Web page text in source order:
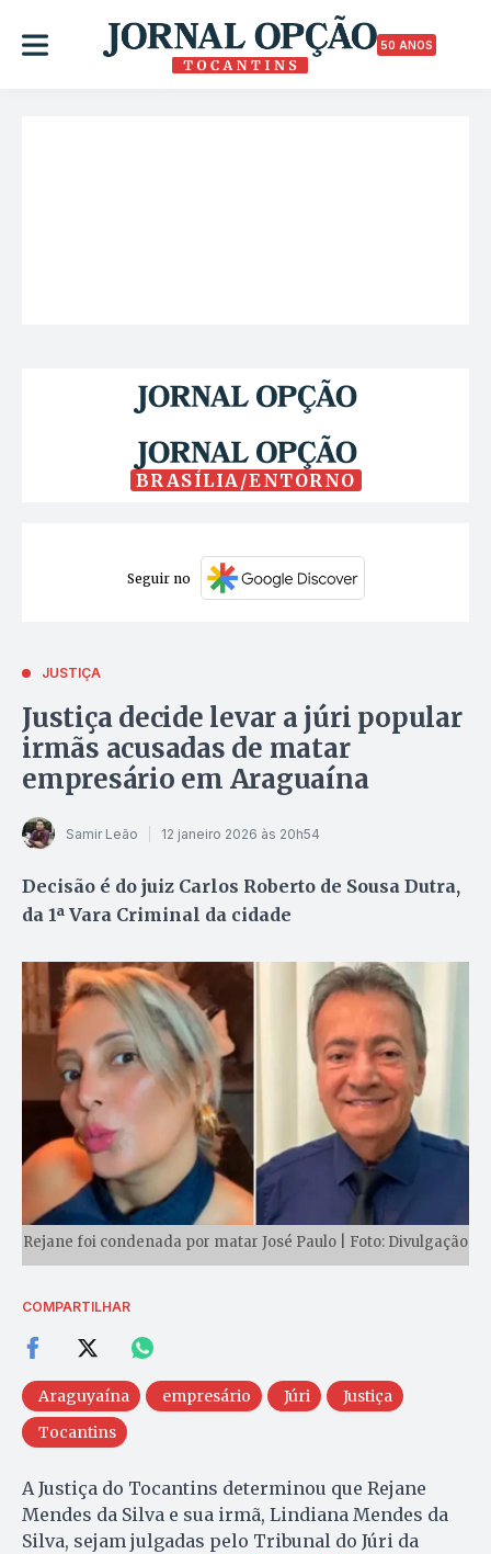
50 ANOS
BRASÍLIA/ENTORNO
Seguir no
JUSTIÇA
Justiça decide levar a júri popular
irmãs acusadas de matar
empresário em Araguaína
Samir Leão 12 janeiro 2026 às 20h54
Decisão é do juiz Carlos Roberto de Sousa Dutra,
da 1ª Vara Criminal da cidade
Rejane foi condenada por matar José Paulo | Foto: Divulgação
COMPARTILHAR
Araguyaína empresário Júri
Justiça
Tocantins
A Justiça do Tocantins determinou que Rejane
Mendes da Silva e sua irmã, Lindiana Mendes da
Silva, sejam julgadas pelo Tribunal do Júri da